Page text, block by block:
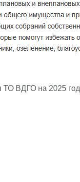
ТО ВДГО на 2025 год